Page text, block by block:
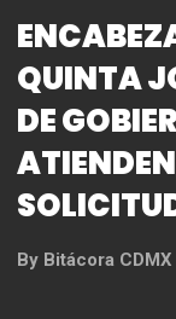
QUINTA
DE
By Bitácora CDMX